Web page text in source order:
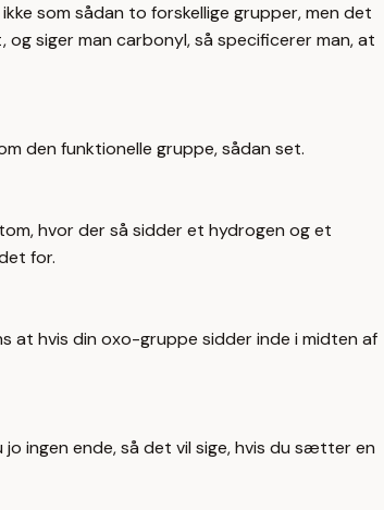
som sådan to forskellige grupper, men det
siger man carbonyl, så specificerer man, at
den funktionelle gruppe, sådan set.
hvor der så sidder et hydrogen og et
for.
at hvis din oxo-gruppe sidder inde i midten af
ingen ende, så det vil sige, hvis du sætter en